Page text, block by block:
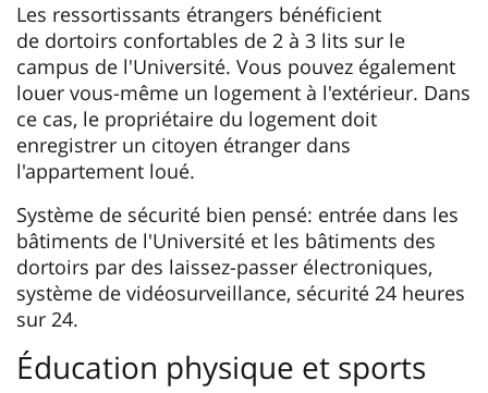
Les ressortissants étrangers bénéficient
de dortoirs confortables de 2 à 3 lits sur le
campus de l'Université. Vous pouvez également
louer vous-même un logement à l'extérieur. Dans
ce cas, le propriétaire du logement doit
enregistrer un citoyen étranger dans
l'appartement loué.
Système de sécurité bien pensé: entrée dans les
bâtiments de l'Université et les bâtiments des
dortoirs par des laissez-passer électroniques,
système de vidéosurveillance, sécurité 24 heures
sur 24.
Éducation physique et sports